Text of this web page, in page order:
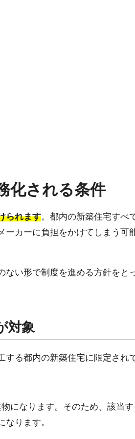
化される条件
られます。都内の新築住宅すべ
カーに負担をかけてしまう可
い形で制度を進める方針をと
対象
る都内の新築住宅に限定され
になります。そのため、該当す
ります。